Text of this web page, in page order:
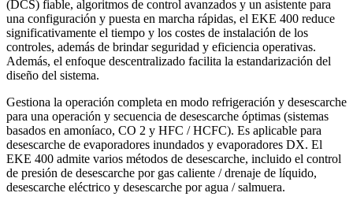
(DCS) fiable, algoritmos de control avanzados y un asistente para
una configuración y puesta en marcha rápidas, el EKE 400 reduce
significativamente el tiempo y los costes de instalación de los
controles, además de brindar seguridad y eficiencia operativas.
Además, el enfoque descentralizado facilita la estandarización del
diseño del sistema.
Gestiona la operación completa en modo refrigeración y desescarche
para una operación y secuencia de desescarche óptimas (sistemas
basados en amoníaco, CO 2 y HFC / HCFC). Es aplicable para
desescarche de evaporadores inundados y evaporadores DX. El
EKE 400 admite varios métodos de desescarche, incluido el control
de presión de desescarche por gas caliente / drenaje de líquido,
desescarche eléctrico y desescarche por agua / salmuera.